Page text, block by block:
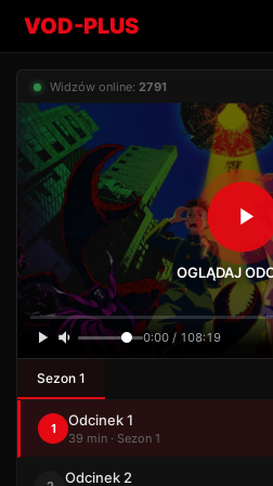
VOD-PLUS
Widzów online: 2791
OGLĄDAJ
0:00 / 108:19
Sezon 1
1 Odcinek 1
39 min · Sezon 1
Odcinek 2